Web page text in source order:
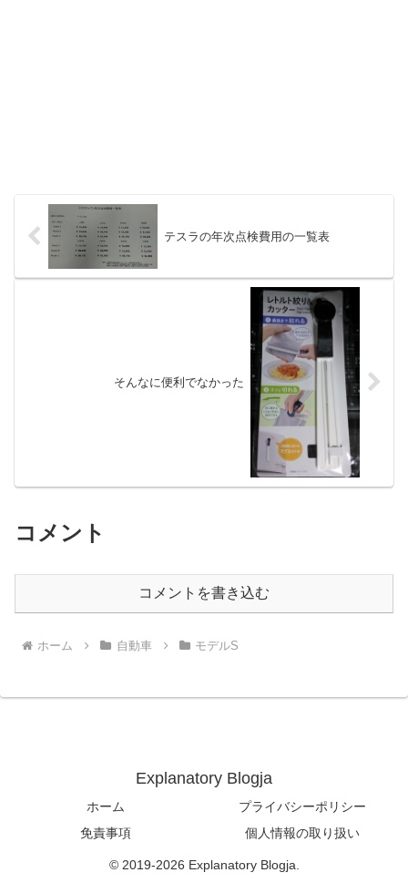
テスラの年次点検費用の一覧表
そんなに便利でなかった
コメント
コメントを書き込む
ホーム 自動車 モデルS
Explanatory Blogja
ホーム
プライバシーポリシー
免責事項
個人情報の取り扱い
© 2019-2026 Explanatory Blogja.